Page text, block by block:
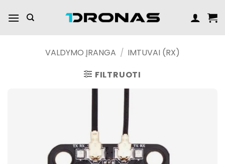
turinį
VALDYMO ĮRANGA / IMTUVAI (RX)
FILTRUOTI